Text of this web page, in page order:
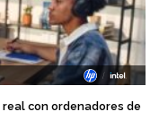
con ordenadores de